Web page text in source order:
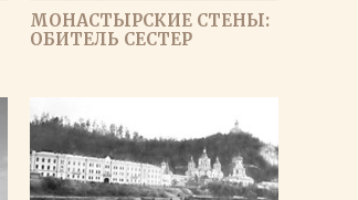
МОНАСТЫРСКИЕ СТЕНЫ:
ОБИТЕЛЬ СЕСТЕР